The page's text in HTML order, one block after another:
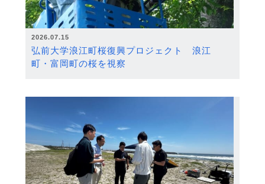
2026.07.15
弘前大学浪江町桜復興プロジェクト 浪江
町・富岡町の桜を視察